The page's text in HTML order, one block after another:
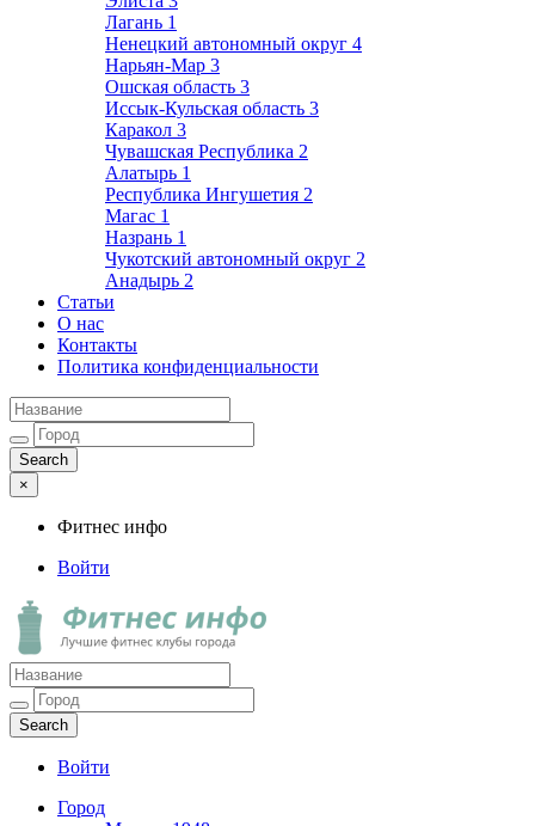
Лагань 1
Ненецкий автономный округ 4
Нарьян-Мар 3
Ошская область 3
Иссык-Кульская область 3
Каракол 3
Чувашская Республика 2
Алатырь 1
Республика Ингушетия 2
Магас 1
Назрань 1
Чукотский автономный округ 2
Анадырь 2
Статьи
О нас
Контакты
Политика конфиденциальности
×
Фитнес инфо
Войти
Фитнес инфо
Лучшие фитнес клубы города
Войти
Город